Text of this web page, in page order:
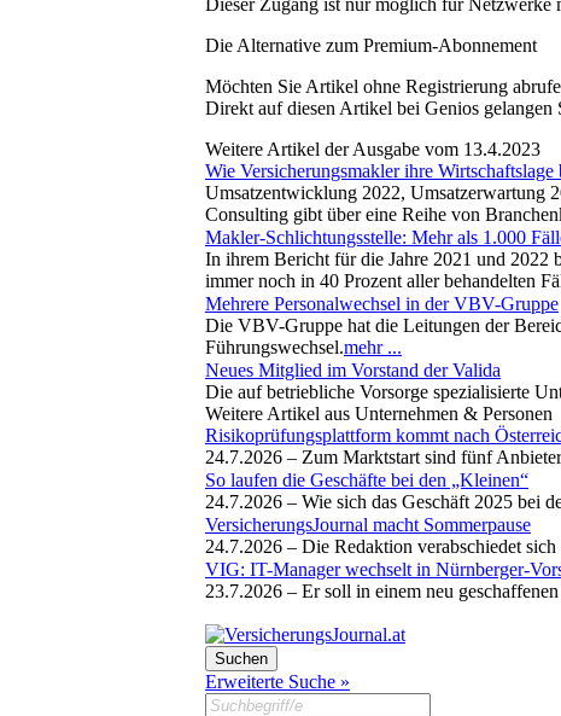
Die Alternative zum Premium-Abonnement
Möchten Sie Artikel ohne Registrierung
Direkt auf diesen Artikel bei Genios gelangen
Weitere Artikel der Ausgabe vom 13.4.2023
Wie Versicherungsmakler ihre Wirtschaftslage
Umsatzentwicklung 2022, Umsatzerwartung
Consulting gibt über eine Reihe von
Makler-Schlichtungsstelle: Mehr als 1.000
In ihrem Bericht für die Jahre 2021 und 2022
immer noch in 40 Prozent aller behandelten
Mehrere Personalwechsel in der VBV-Gruppe
Die VBV-Gruppe hat die Leitungen der
Führungswechsel.mehr ...
Neues Mitglied im Vorstand der Valida
Die auf betriebliche Vorsorge spezialisierte
Weitere Artikel aus Unternehmen & Personen
Risikoprüfungsplattform kommt nach
24.7.2026 – Zum Marktstart sind fünf
So laufen die Geschäfte bei den „Kleinen“
24.7.2026 – Wie sich das Geschäft 2025 bei
VersicherungsJournal macht Sommerpause
24.7.2026 – Die Redaktion verabschiedet
VIG: IT-Manager wechselt in Nürnberger-
23.7.2026 – Er soll in einem neu
Erweiterte Suche »